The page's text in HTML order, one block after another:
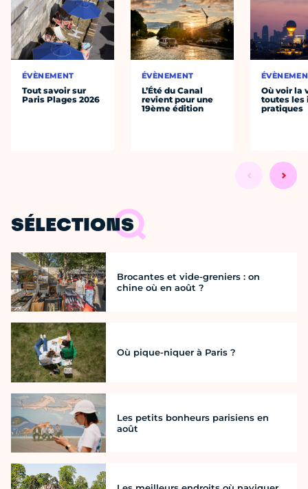
ÉVÈNEMENT
Tout savoir sur
Paris Plages 2026
ÉVÈNEMENT
L’Été du Canal
revient pour une
19ème édition
Où voir la
toutes les
pratiques
SÉLECTIONS
Brocantes et vide-greniers : on
chine où en août ?
Où pique-niquer à Paris ?
Les petits bonheurs parisiens en
août